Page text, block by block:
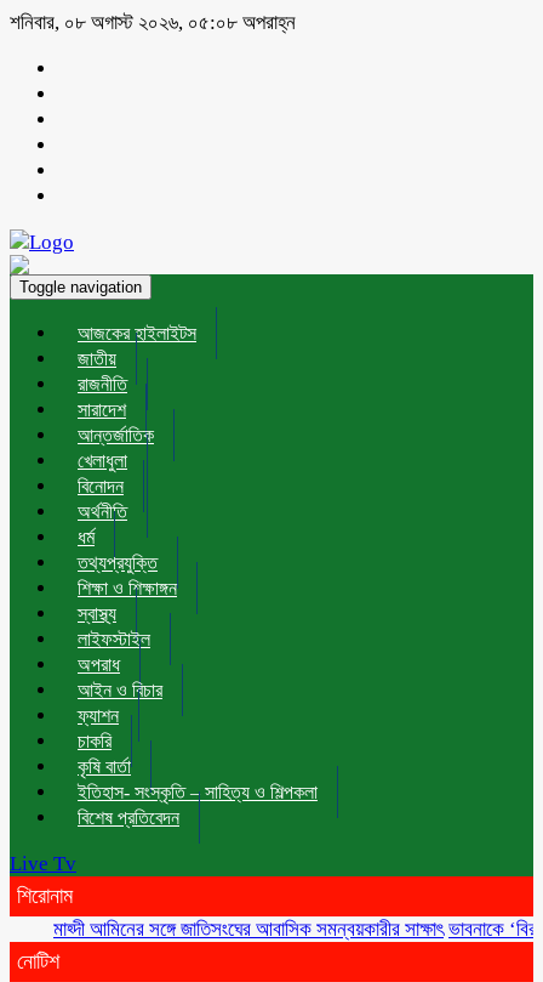
শনিবার, ০৮ অগাস্ট ২০২৬, ০৫:০৮ অপরাহ্ন
Toggle navigation
আজকের হাইলাইটস
জাতীয়
রাজনীতি
সারাদেশ
আন্তর্জাতিক
খেলাধুলা
বিনোদন
অর্থনীতি
ধর্ম
তথ্যপ্রযুক্তি
শিক্ষা ও শিক্ষাঙ্গন
স্বাস্থ্য
লাইফস্টাইল
অপরাধ
আইন ও বিচার
ফ্যাশন
চাকরি
কৃষি বার্তা
ইতিহাস- সংস্কৃতি – সাহিত্য ও শিল্পকলা
বিশেষ প্রতিবেদন
Live Tv
শিরোনাম
মাহ্দী আমিনের সঙ্গে জাতিসংঘের আবাসিক সমন্বয়কারীর সাক্ষাৎ ভাবনাকে ‘বিরল
নোটিশ